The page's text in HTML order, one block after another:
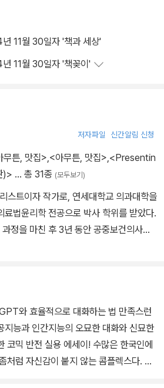
번역 경험이 있는 분이 하면 훨씬 더 잘할
는 전략을 택할 경우, 투자 액수는 훨씬 더
11월 30일자 '책과 세상'
11월 30일자 '책꽂이'
저자파일 신간알림 신청
튼, 맛집>,<아무튼, 맛집>,<Presentin
)> … 총 31종 (모두보기)
스트이자 작가로, 연세대학교 의과대학을
료법윤리학 전공으로 박사 학위를 받았다.
정을 마친 후 3년 동안 공중보건의사로
맡고 있다. 한국의료의 과거와 현재와 미
, 에세이 『여행준비의 기술』 『나의 영어
료, 모든 변화는 진보다』, 장편소설 『종합
청진기가 사라진다』(공역), 『환자의 경
가운 의학, 따뜻한 의사』 등 8권의 역서를
와 효율적으로 대화하는 법 만족스런
실용 에세이! 수많은 한국인에
처럼 자신감이 붙지 않는 콤플렉스다. 그